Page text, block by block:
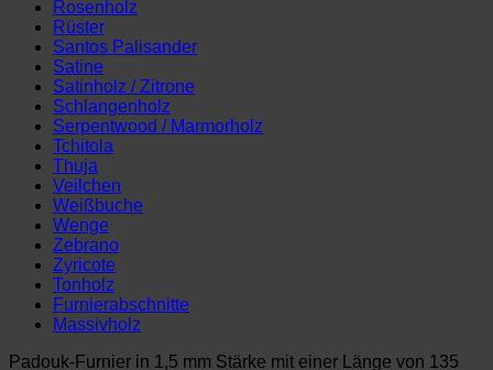
Rosenholz
Rüster
Santos Palisander
Satine
Satinholz / Zitrone
Schlangenholz
Serpentwood / Marmorholz
Tchitola
Thuja
Veilchen
Weißbuche
Wenge
Zebrano
Zyricote
Tonholz
Furnierabschnitte
Massivholz
Padouk-Furnier in 1,5 mm Stärke mit einer Länge von 135